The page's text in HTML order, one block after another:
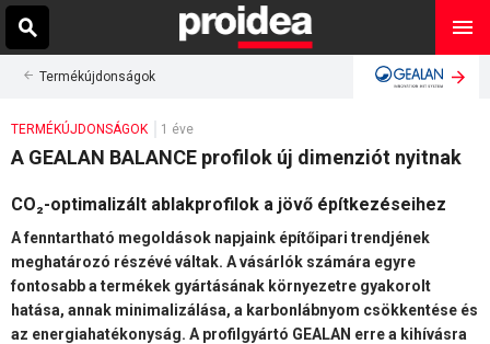
Termékújdonságok
TERMÉKÚJDONSÁGOK 1 éve
A GEALAN BALANCE profilok új dimenziót nyitnak
CO₂-optimalizált ablakprofilok a jövő építkezéseihez
A fenntartható megoldások napjaink építőipari trendjének
meghatározó részévé váltak. A vásárlók számára egyre
fontosabb a termékek gyártásának környezetre gyakorolt
hatása, annak minimalizálása, a karbonlábnyom csökkentése és
az energiahatékonyság. A profilgyártó GEALAN erre a kihívásra